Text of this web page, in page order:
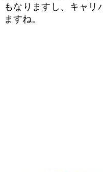
もなりますし、キャリ
ますね。